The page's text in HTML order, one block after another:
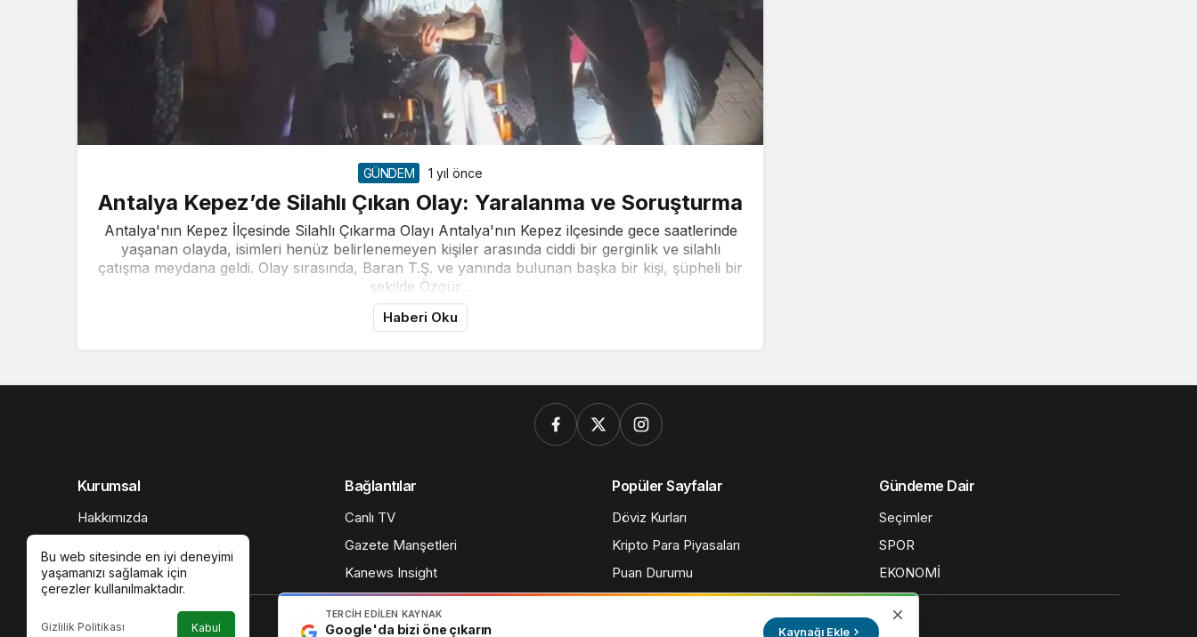
GÜNDEM 1 yıl önce
Antalya Kepez’de Silahlı Çıkan Olay: Yaralanma ve Soruşturma
Antalya'nın Kepez İlçesinde Silahlı Çıkarma Olayı Antalya'nın Kepez ilçesinde gece saatlerinde
yaşanan olayda, isimleri henüz belirlenemeyen kişiler arasında ciddi bir gerginlik ve silahlı
çatışma meydana geldi. Olay sırasında, Baran T.Ş. ve yanında bulunan başka bir kişi, şüpheli bir
şekilde Özgür...
Haberi Oku
Bu web sitesinde en iyi deneyimi
yaşamanızı sağlamak için
çerezler kullanılmaktadır.
Gizlilik Politikası Kabul
Kurumsal
Hakkımızda
Gizlilik politikası
Bağlantılar
Canlı TV
Gazete Manşetleri
Kanews Insight
Popüler Sayfalar
Döviz Kurları
Kripto Para Piyasaları
Puan Durumu
Gündeme Dair
Seçimler
SPOR
EKONOMİ
Yazarlarımız
TERCIH EDILEN KAYNAK
Google'da bizi öne çıkarın Kaynağı Ekle